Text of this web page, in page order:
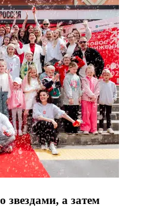
звездами, а затем